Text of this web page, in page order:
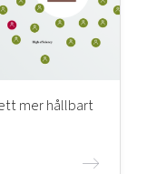
mer hållbart